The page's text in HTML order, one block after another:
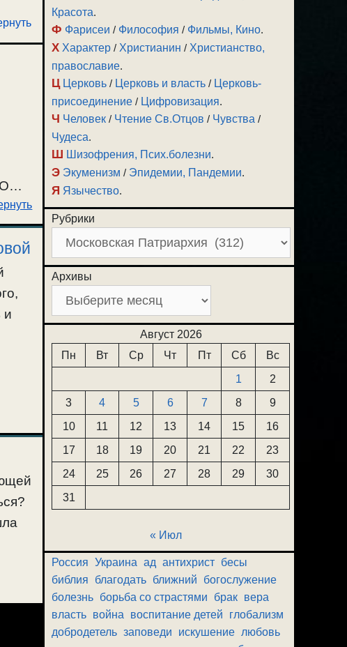
и
Красота.
Ф Фарисеи / Философия / Фильмы, Кино.
Х Характер / Христианин / Христианство,
православие.
Ц Церковь / Церковь и власть / Церковь-
присоединение / Цифровизация.
Ч Человек / Чтение Св.Отцов / Чувства /
Чудеса.
Ш Шизофрения, Псих.болезни.
Э Экуменизм / Эпидемии, Пандемии.
Я Язычество.
Рубрики
Архивы
Август 2026
Пн
Вт Ср Чт Пт Сб
Вс
1
2
3
4 5 6 7 8
9
10
11 12 13 14 15
16
17
18 19 20 21 22
23
24
25 26 27 28 29
30
31
« Июл
Россия Украина ад антихрист бесы
библия
благодать ближний
богослужение
болезнь борьба со страстями брак вера
власть война воспитание детей
глобализм
добродетель заповеди искушение любовь